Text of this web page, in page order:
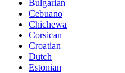
Bulgarian
Cebuano
Chichewa
Corsican
Croatian
Dutch
Estonian